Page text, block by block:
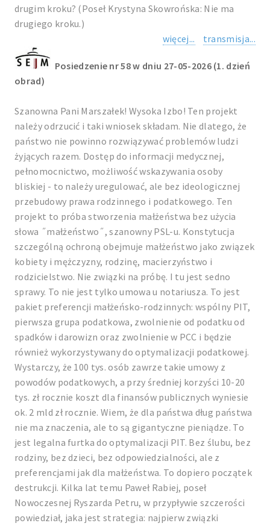
drugim kroku? (Poseł Krystyna Skowrońska: Nie ma
drugiego kroku.)
więcej...
transmisja...
Posiedzenie nr 58 w dniu 27-05-2026 (1. dzień
obrad)
Szanowna Pani Marszałek! Wysoka Izbo! Ten projekt
należy odrzucić i taki wniosek składam. Nie dlatego, że
państwo nie powinno rozwiązywać problemów ludzi
żyjących razem. Dostęp do informacji medycznej,
pełnomocnictwo, możliwość wskazywania osoby
bliskiej - to należy uregulować, ale bez ideologicznej
przebudowy prawa rodzinnego i podatkowego. Ten
projekt to próba stworzenia małżeństwa bez użycia
słowa ˝małżeństwo˝, szanowny PSL-u. Konstytucja
szczególną ochroną obejmuje małżeństwo jako związek
kobiety i mężczyzny, rodzinę, macierzyństwo i
rodzicielstwo. Nie związki na próbę. I tu jest sedno
sprawy. To nie jest tylko umowa u notariusza. To jest
pakiet preferencji małżeńsko-rodzinnych: wspólny PIT,
pierwsza grupa podatkowa, zwolnienie od podatku od
spadków i darowizn oraz zwolnienie w PCC i będzie
również wykorzystywany do optymalizacji podatkowej.
Wystarczy, że 100 tys. osób zawrze takie umowy z
powodów podatkowych, a przy średniej korzyści 10-20
tys. zł rocznie koszt dla finansów publicznych wyniesie
ok. 2 mld zł rocznie. Wiem, że dla państwa dług państwa
nie ma znaczenia, ale to są gigantyczne pieniądze. To
jest legalna furtka do optymalizacji PIT. Bez ślubu, bez
rodziny, bez dzieci, bez odpowiedzialności, ale z
preferencjami jak dla małżeństwa. To dopiero początek
destrukcji. Kilka lat temu Paweł Rabiej, poseł
Nowoczesnej Ryszarda Petru, w przypływie szczerości
powiedział, jaka jest strategia: najpierw związki